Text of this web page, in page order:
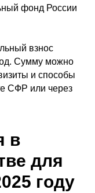
фонд России
взнос
Сумму можно
и способы
СФР или через
в
для
году